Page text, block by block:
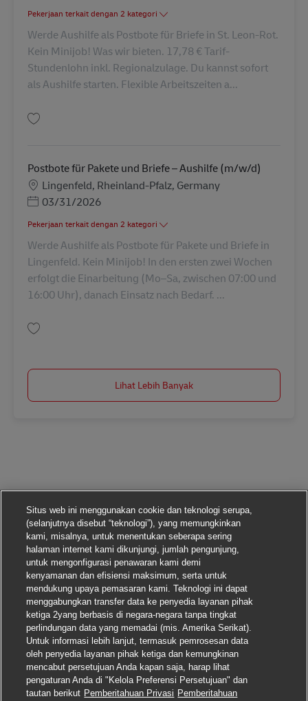
Lamar pekerjaan ini
Pekerjaan terkait dengan 2 kategori
Werde Aushilfe als Postbote für Briefe in St. Leon-Rot.
Kein Minijob! Was wir bieten. 17,78 € Tarif-
Stundenlohn inkl. Regionalzulage. Du kannst sofort
als Aushilfe starten. Flexible Arbeitszeiten a...
Postbote für Pakete und Briefe – Aushilfe (m/w/d)
LokasiLingenfeld, Rheinland-Pfalz, Germany
Posted Date
03/31/2026
Pekerjaan terkait dengan 2 kategori
Werde Aushilfe als Postbote für Pakete und Briefe in
Lingenfeld. Kein Minijob! In den ersten zwei Wochen
erfolgt die Einarbeitung (Mo–Sa, zwischen 07:00 und
16:00 Uhr), danach Einsatz nach Bedarf. ...
Lihat Lebih Banyak
Situs web ini menggunakan cookie dan teknologi serupa,
(selanjutnya disebut “teknologi”), yang memungkinkan
kami, misalnya, untuk menentukan seberapa sering
halaman internet kami dikunjungi, jumlah pengunjung,
untuk mengonfigurasi penawaran kami demi
kenyamanan dan efisiensi maksimum, serta untuk
mendukung upaya pemasaran kami. Teknologi ini dapat
menggabungkan transfer data ke penyedia layanan pihak
ketiga 2yang berbasis di negara-negara tanpa tingkat
perlindungan data yang memadai (mis. Amerika Serikat).
Untuk informasi lebih lanjut, termasuk pemrosesan data
oleh penyedia layanan pihak ketiga dan kemungkinan
mencabut persetujuan Anda kapan saja, harap lihat
pengaturan Anda di "Kelola Preferensi Persetujuan" dan
tautan berikut Pemberitahuan Privasi Pemberitahuan